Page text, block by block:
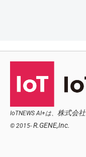
IoTNEWS AI+は、 株式会
© 2015- R.GENE,Inc.